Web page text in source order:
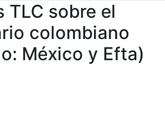
TLC sobre el
colombiano
México y Efta)